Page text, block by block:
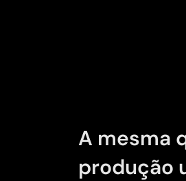
A mesma
produção